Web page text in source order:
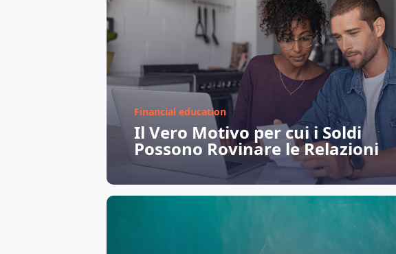
Financial education
Il Vero Motivo per cui i Soldi
Possono Rovinare le Relazioni